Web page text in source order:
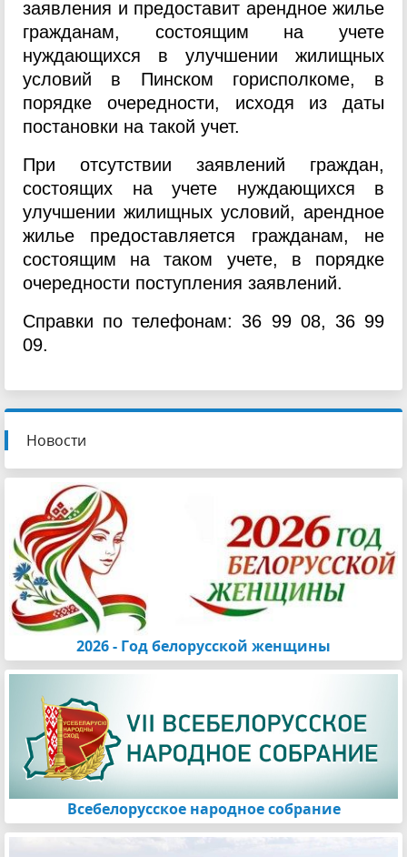
заявления и предоставит арендное жилье
гражданам, состоящим на учете
нуждающихся в улучшении жилищных
условий в Пинском горисполкоме, в
порядке очередности, исходя из даты
постановки на такой учет.
При отсутствии заявлений граждан,
состоящих на учете нуждающихся в
улучшении жилищных условий, арендное
жилье предоставляется гражданам, не
состоящим на таком учете, в порядке
очередности поступления заявлений.
Справки по телефонам: 36 99 08, 36 99
09.
Новости
2026 - Год белорусской женщины
Всебелорусское народное собрание